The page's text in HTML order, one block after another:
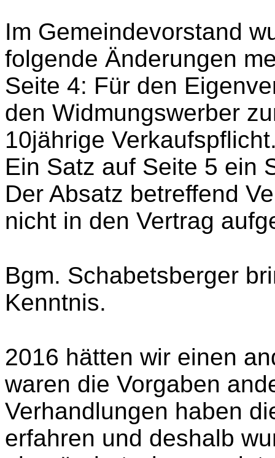
Im Gemeindevorstand
folgende Änderungen
Seite 4: Für den
den Widmungswerber
10jährige
Ein Satz auf Seite 5 ein
Der Absatz betreffend
nicht in den Vertrag
Bgm. Schabetsberger
Kenntnis.
2016 hätten wir einen
waren die Vorgaben
Verhandlungen haben
erfahren und deshalb